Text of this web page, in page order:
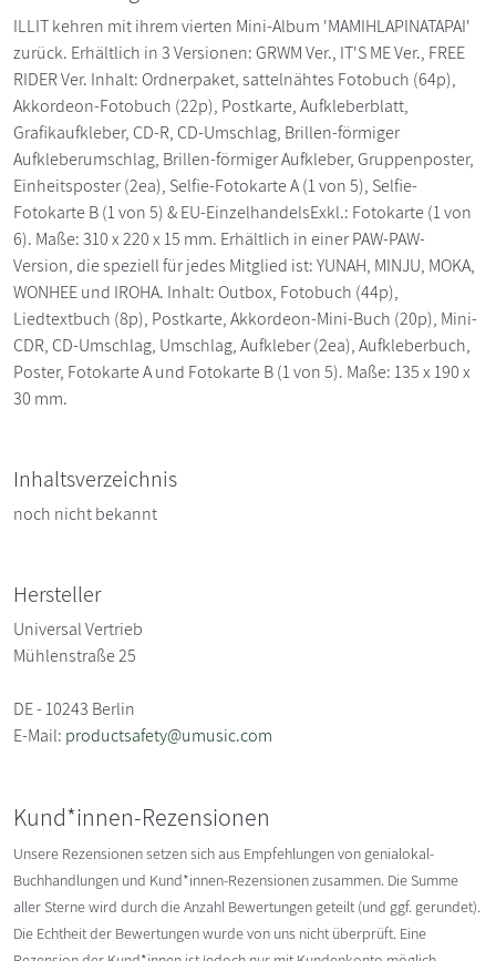
ILLIT kehren mit ihrem vierten Mini-Album 'MAMIHLAPINATAPAI'
zurück. Erhältlich in 3 Versionen: GRWM Ver., IT'S ME Ver., FREE
RIDER Ver. Inhalt: Ordnerpaket, sattelnähtes Fotobuch (64p),
Akkordeon-Fotobuch (22p), Postkarte, Aufkleberblatt,
Grafikaufkleber, CD-R, CD-Umschlag, Brillen-förmiger
Aufkleberumschlag, Brillen-förmiger Aufkleber, Gruppenposter,
Einheitsposter (2ea), Selfie-Fotokarte A (1 von 5), Selfie-
Fotokarte B (1 von 5) & EU-EinzelhandelsExkl.: Fotokarte (1 von
6). Maße: 310 x 220 x 15 mm. Erhältlich in einer PAW-PAW-
Version, die speziell für jedes Mitglied ist: YUNAH, MINJU, MOKA,
WONHEE und IROHA. Inhalt: Outbox, Fotobuch (44p),
Liedtextbuch (8p), Postkarte, Akkordeon-Mini-Buch (20p), Mini-
CDR, CD-Umschlag, Umschlag, Aufkleber (2ea), Aufkleberbuch,
Poster, Fotokarte A und Fotokarte B (1 von 5). Maße: 135 x 190 x
30 mm.
Inhaltsverzeichnis
noch nicht bekannt
Hersteller
Universal Vertrieb
Mühlenstraße 25
DE - 10243 Berlin
E-Mail: productsafety@umusic.com
Kund*innen-Rezensionen
Unsere Rezensionen setzen sich aus Empfehlungen von genialokal-
Buchhandlungen und Kund*innen-Rezensionen zusammen. Die Summe
aller Sterne wird durch die Anzahl Bewertungen geteilt (und ggf. gerundet).
Die Echtheit der Bewertungen wurde von uns nicht überprüft. Eine